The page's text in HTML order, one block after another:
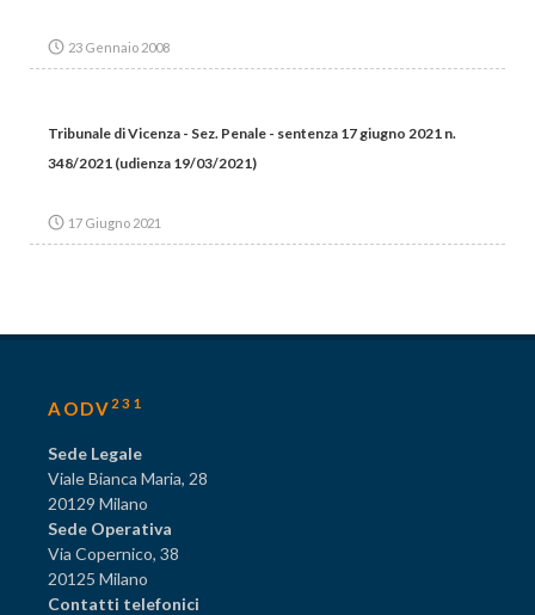
23 Gennaio 2008
Tribunale di Vicenza - Sez. Penale - sentenza 17 giugno 2021 n.
348/2021 (udienza 19/03/2021)
17 Giugno 2021
AODV 231
Sede Legale
Viale Bianca Maria, 28
20129 Milano
Sede Operativa
Via Copernico, 38
20125 Milano
Contatti telefonici